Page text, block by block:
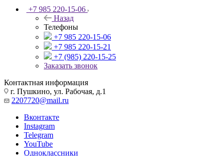
+7 985 220-15-06
Назад
Телефоны
+7 985 220-15-06
+7 985 220-15-21
+7 (985) 220-15-25
Заказать звонок
Контактная информация
г. Пушкино, ул. Рабочая, д.1
2207720@mail.ru
Вконтакте
Instagram
Telegram
YouTube
Одноклассники